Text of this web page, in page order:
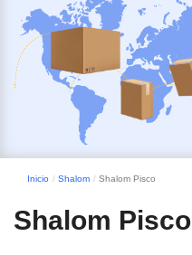
Inicio Shalom Shalom Pisco
Shalom Pisco